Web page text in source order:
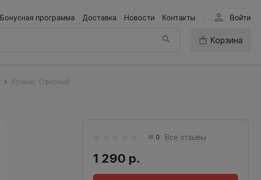
Бонусная программа Доставка Новости Контакты person Войти
Корзина
Кринж: Офисный
0 Все отзывы
1 290 р.